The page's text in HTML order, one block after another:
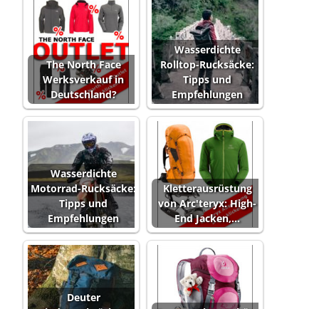
The North Face
Werksverkauf in
Deutschland?
Wasserdichte
Rolltop-Rucksäcke:
Tipps und
Empfehlungen
Wasserdichte
Motorrad-Rucksäcke:
Tipps und
Empfehlungen
Kletterausrüstung
von Arc'teryx: High-
End Jacken,…
Deuter